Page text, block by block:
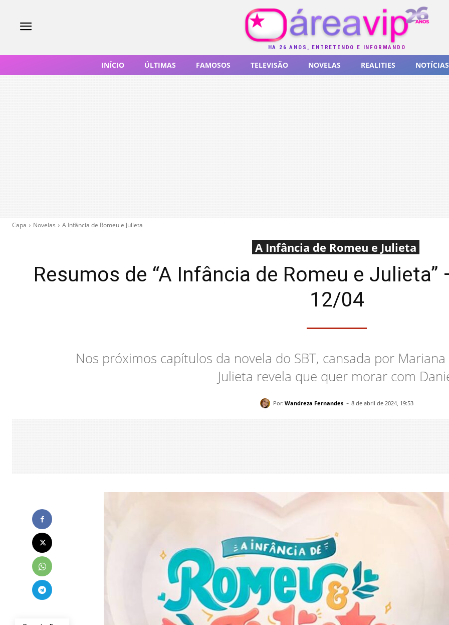
HÁ 26 ANOS, ENTRETENDO E INFORMANDO
INÍCIO ÚLTIMAS FAMOSOS TELEVISÃO NOVELAS REALITIES NOTÍCIAS
Capa Novelas A Infância de Romeu e Julieta
A Infância de Romeu e Julieta
Resumos de “A Infância de Romeu e
12/04
Nos próximos capítulos da novela do SBT, cansada por
Julieta revela que quer morar com
Por: Wandreza Fernandes - 8 de abril de 2024, 19:53